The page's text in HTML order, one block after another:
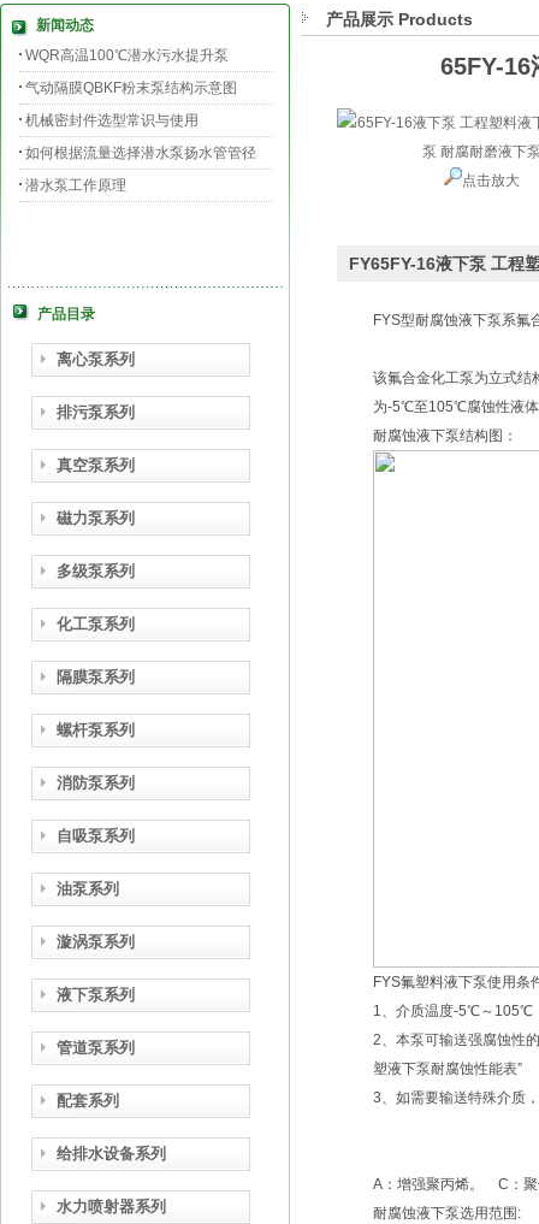
新闻动态
WQR高温100℃潜水污水提升泵
气动隔膜QBKF粉末泵结构示意图
机械密封件选型常识与使用
如何根据流量选择潜水泵扬水管管径
潜水泵工作原理
产品目录
离心泵系列
排污泵系列
真空泵系列
磁力泵系列
多级泵系列
化工泵系列
隔膜泵系列
螺杆泵系列
消防泵系列
自吸泵系列
油泵系列
漩涡泵系列
液下泵系列
管道泵系列
配套系列
给排水设备系列
水力喷射器系列
产品展示 Products
65FY-16
点击放大
FY65FY-16液下泵 工程
FYS型耐腐蚀液下泵系氟
该氟合金化工泵为立式结
为-5℃至105℃腐蚀性液体
耐腐蚀液下泵结构图：
FYS氟塑料液下泵使用条
1、介质温度-5℃～105℃
2、本泵可输送强腐蚀性
塑液下泵耐腐蚀性能表”
3、如需要输送特殊介质
A：增强聚丙烯。 C：
耐腐蚀液下泵选用范围: